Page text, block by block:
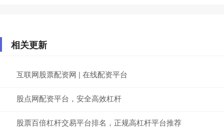
相关更新
互联网股票配资网 | 在线配资平台
股点网配资平台，安全高效杠杆
股票百倍杠杆交易平台排名，正规高杠杆平台推荐